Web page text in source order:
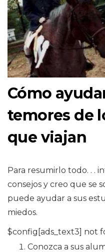
Cómo
temores de
que viajan
Para resumirlo todo. . .
consejos y creo que se
puede ayudar a sus
miedos.
$config[ads_text3] not
Conozca a sus